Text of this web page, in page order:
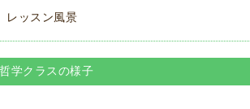
レッスン風景
哲学クラスの様子